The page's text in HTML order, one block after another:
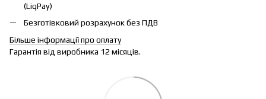
(LiqPay)
Безготівковий розрахунок без ПДВ
Більше інформації про оплату
Гарантія від виробника 12 місяців.